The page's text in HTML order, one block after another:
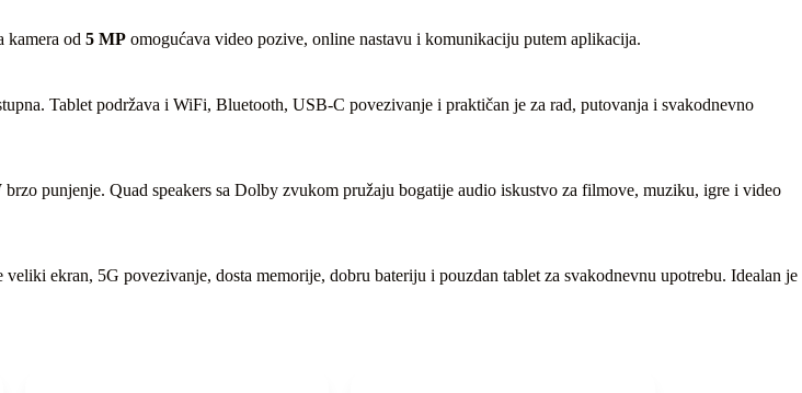
kamera od 5 MP omogućava video pozive, online nastavu i komunikaciju putem aplikacija.
Tablet podržava i WiFi, Bluetooth, USB-C povezivanje i praktičan je za rad, putovanja i svakodnevno
brzo punjenje. Quad speakers sa Dolby zvukom pružaju bogatije audio iskustvo za filmove, muziku, igre i video
ekran, 5G povezivanje, dosta memorije, dobru bateriju i pouzdan tablet za svakodnevnu upotrebu. Idealan je